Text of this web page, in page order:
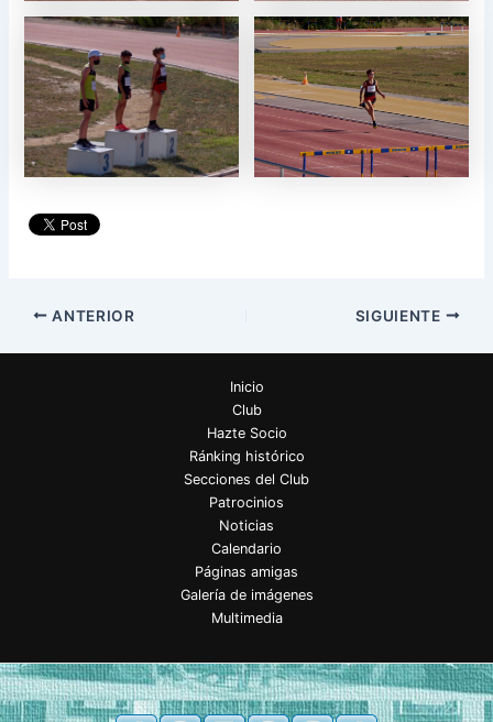
ANTERIOR SIGUIENTE
Inicio
Club
Hazte Socio
Ránking histórico
Secciones del Club
Patrocinios
Noticias
Calendario
Páginas amigas
Galería de imágenes
Multimedia